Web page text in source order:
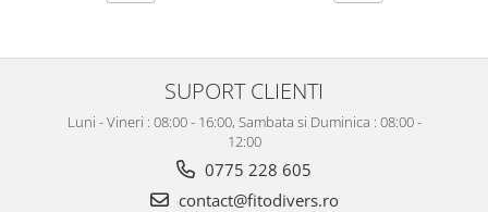
SUPORT CLIENTI
Luni - Vineri : 08:00 - 16:00, Sambata si Duminica : 08:00 -
12:00
0775 228 605
contact@fitodivers.ro